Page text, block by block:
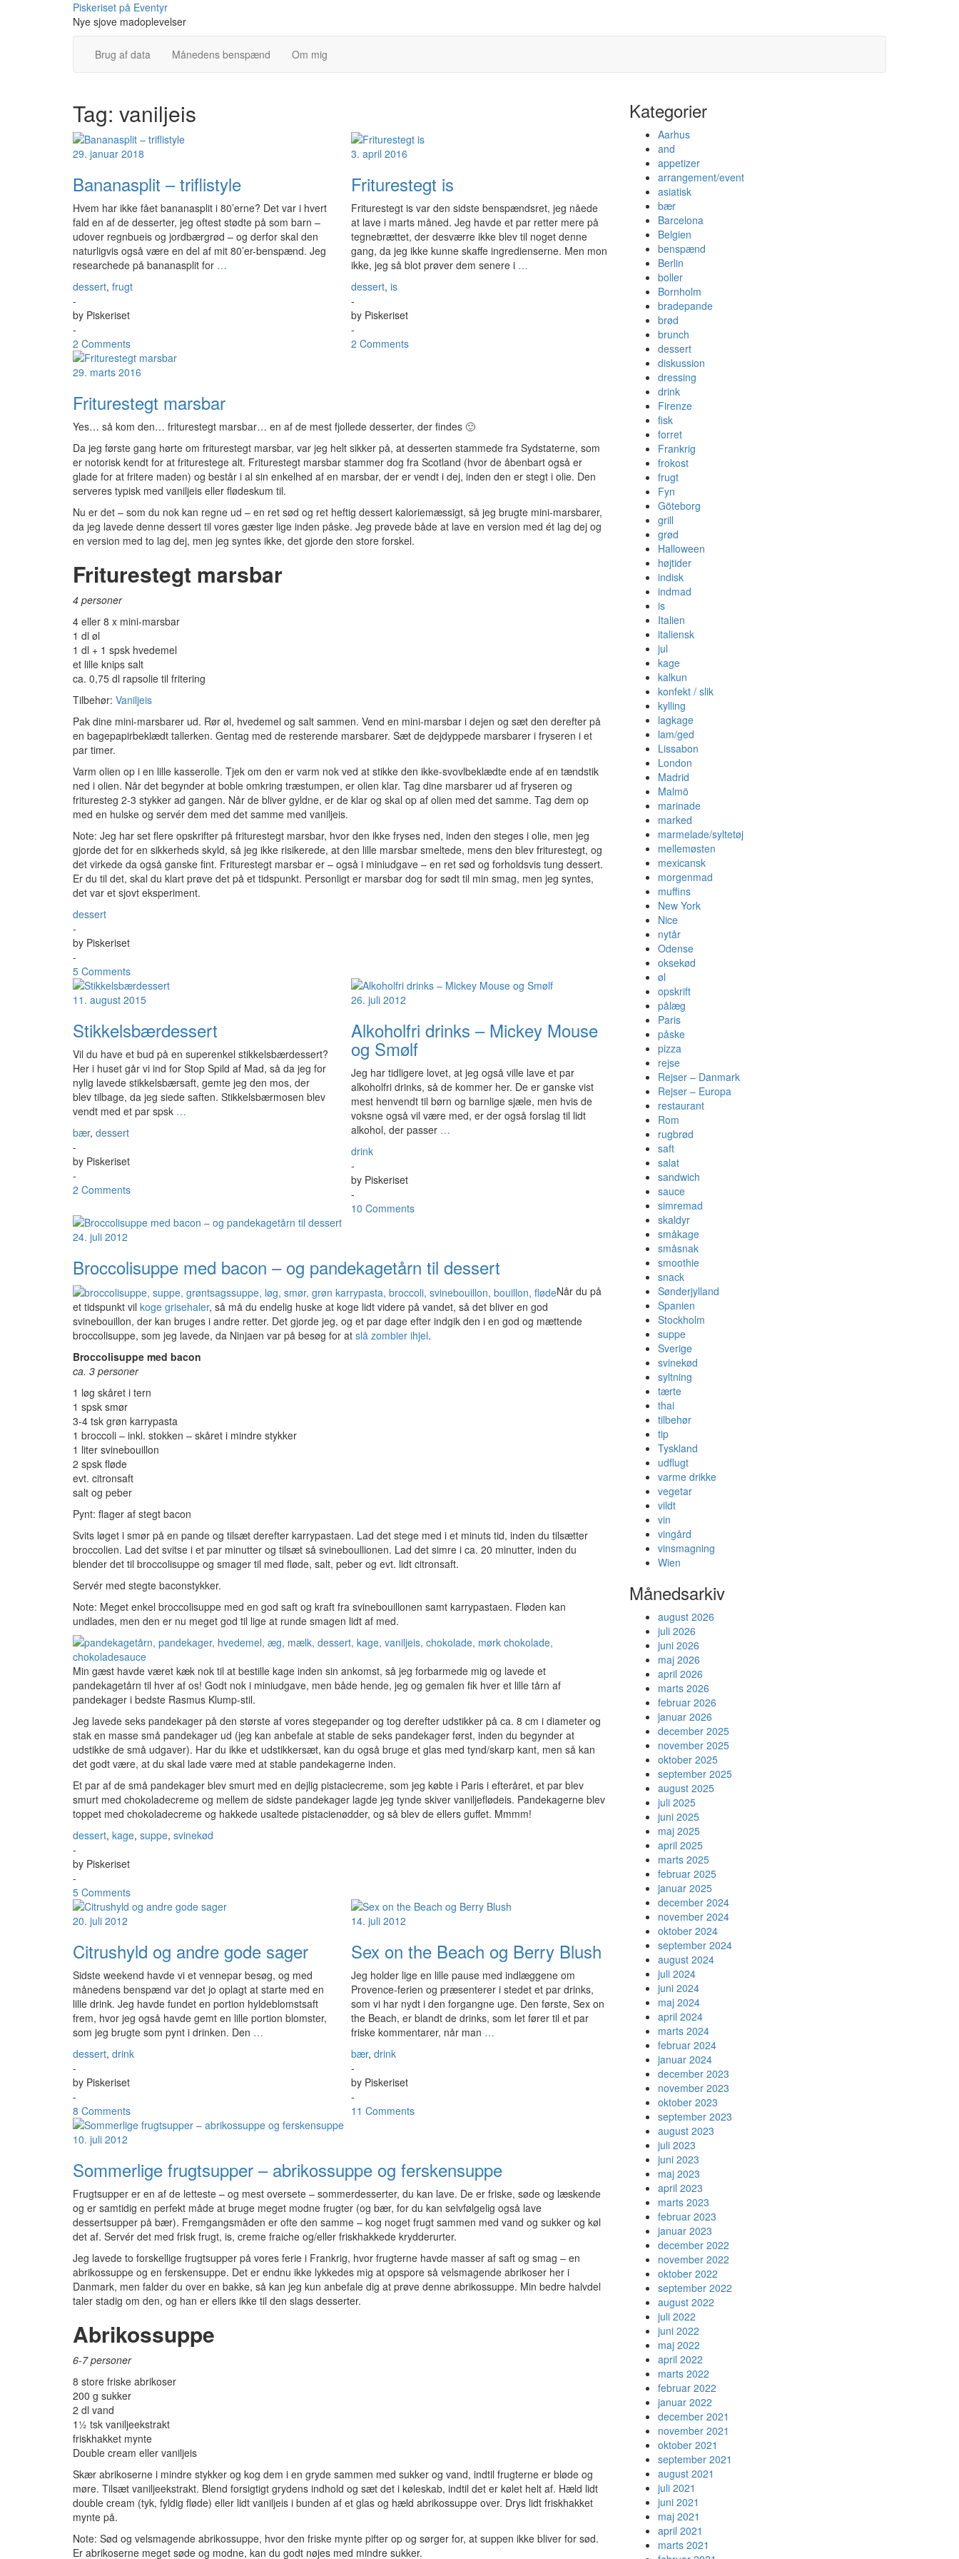
Piskeriset på Eventyr
Nye sjove madoplevelser
Brug af data Månedens benspænd Om mig
Tag: vaniljeis
29. januar 2018
Bananasplit – triflistyle
Hvem har ikke fået bananasplit i 80’erne? Det var i hvert
fald en af de desserter, jeg oftest stødte på som barn –
udover regnbueis og jordbærgrød – og derfor skal den
naturligvis også være en del af mit 80’er-benspænd. Jeg
researchede på bananasplit for …
dessert, frugt
-
by Piskeriset
-
2 Comments
3. april 2016
Friturestegt is
Friturestegt is var den sidste benspændsret, jeg nåede
at lave i marts måned. Jeg havde et par retter mere på
tegnebrættet, der desværre ikke blev til noget denne
gang, da jeg ikke kunne skaffe ingredienserne. Men mon
ikke, jeg så blot prøver dem senere i …
dessert, is
-
by Piskeriset
-
2 Comments
29. marts 2016
Friturestegt marsbar
Yes… så kom den… friturestegt marsbar… en af de mest fjollede desserter, der findes 🙂
Da jeg første gang hørte om friturestegt marsbar, var jeg helt sikker på, at desserten stammede fra Sydstaterne, som
er notorisk kendt for at friturestege alt. Friturestegt marsbar stammer dog fra Scotland (hvor de åbenbart også er
glade for at fritere maden) og består i al sin enkelhed af en marsbar, der er vendt i dej, inden den er stegt i olie. Den
serveres typisk med vaniljeis eller flødeskum til.
Nu er det – som du nok kan regne ud – en ret sød og ret heftig dessert kaloriemæssigt, så jeg brugte mini-marsbarer,
da jeg lavede denne dessert til vores gæster lige inden påske. Jeg prøvede både at lave en version med ét lag dej og
en version med to lag dej, men jeg syntes ikke, det gjorde den store forskel.
Friturestegt marsbar
4 personer
4 eller 8 x mini-marsbar
1 dl øl
1 dl + 1 spsk hvedemel
et lille knips salt
ca. 0,75 dl rapsolie til fritering
Tilbehør: Vaniljeis
Pak dine mini-marsbarer ud. Rør øl, hvedemel og salt sammen. Vend en mini-marsbar i dejen og sæt den derefter på
en bagepapirbeklædt tallerken. Gentag med de resterende marsbarer. Sæt de dejdyppede marsbarer i fryseren i et
par timer.
Varm olien op i en lille kasserolle. Tjek om den er varm nok ved at stikke den ikke-svovlbeklædte ende af en tændstik
ned i olien. Når det begynder at boble omkring træstumpen, er olien klar. Tag dine marsbarer ud af fryseren og
frituresteg 2-3 stykker ad gangen. Når de bliver gyldne, er de klar og skal op af olien med det samme. Tag dem op
med en hulske og servér dem med det samme med vaniljeis.
Note: Jeg har set flere opskrifter på friturestegt marsbar, hvor den ikke fryses ned, inden den steges i olie, men jeg
gjorde det for en sikkerheds skyld, så jeg ikke risikerede, at den lille marsbar smeltede, mens den blev friturestegt, og
det virkede da også ganske fint. Friturestegt marsbar er – også i miniudgave – en ret sød og forholdsvis tung dessert.
Er du til det, skal du klart prøve det på et tidspunkt. Personligt er marsbar dog for sødt til min smag, men jeg syntes,
det var et sjovt eksperiment.
dessert
-
by Piskeriset
-
5 Comments
11. august 2015
Stikkelsbærdessert
Vil du have et bud på en superenkel stikkelsbærdessert?
Her i huset går vi ind for Stop Spild af Mad, så da jeg for
nylig lavede stikkelsbærsaft, gemte jeg den mos, der
blev tilbage, da jeg siede saften. Stikkelsbærmosen blev
vendt med et par spsk …
bær, dessert
-
by Piskeriset
-
2 Comments
26. juli 2012
Alkoholfri drinks – Mickey Mouse
og Smølf
Jeg har tidligere lovet, at jeg også ville lave et par
alkoholfri drinks, så de kommer her. De er ganske vist
mest henvendt til børn og barnlige sjæle, men hvis de
voksne også vil være med, er der også forslag til lidt
alkohol, der passer …
drink
-
by Piskeriset
-
10 Comments
24. juli 2012
Broccolisuppe med bacon – og pandekagetårn til dessert
Når du på
et tidspunkt vil koge grisehaler, så må du endelig huske at koge lidt videre på vandet, så det bliver en god
svinebouillon, der kan bruges i andre retter. Det gjorde jeg, og et par dage efter indgik den i en god og mættende
broccolisuppe, som jeg lavede, da Ninjaen var på besøg for at slå zombier ihjel.
Broccolisuppe med bacon
ca. 3 personer
1 løg skåret i tern
1 spsk smør
3-4 tsk grøn karrypasta
1 broccoli – inkl. stokken – skåret i mindre stykker
1 liter svinebouillon
2 spsk fløde
evt. citronsaft
salt og peber
Pynt: flager af stegt bacon
Svits løget i smør på en pande og tilsæt derefter karrypastaen. Lad det stege med i et minuts tid, inden du tilsætter
broccolien. Lad det svitse i et par minutter og tilsæt så svineboullionen. Lad det simre i ca. 20 minutter, inden du
blender det til broccolisuppe og smager til med fløde, salt, peber og evt. lidt citronsaft.
Servér med stegte baconstykker.
Note: Meget enkel broccolisuppe med en god saft og kraft fra svinebouillonen samt karrypastaen. Fløden kan
undlades, men den er nu meget god til lige at runde smagen lidt af med.
Min gæst havde været kæk nok til at bestille kage inden sin ankomst, så jeg forbarmede mig og lavede et
pandekagetårn til hver af os! Godt nok i miniudgave, men både hende, jeg og gemalen fik hver et lille tårn af
pandekager i bedste Rasmus Klump-stil.
Jeg lavede seks pandekager på den største af vores stegepander og tog derefter udstikker på ca. 8 cm i diameter og
stak en masse små pandekager ud (jeg kan anbefale at stable de seks pandekager først, inden du begynder at
udstikke de små udgaver). Har du ikke et udstikkersæt, kan du også bruge et glas med tynd/skarp kant, men så kan
det godt være, at du skal lade være med at stable pandekagerne inden.
Et par af de små pandekager blev smurt med en dejlig pistaciecreme, som jeg købte i Paris i efteråret, et par blev
smurt med chokoladecreme og mellem de sidste pandekager lagde jeg tynde skiver vaniljeflødeis. Pandekagerne blev
toppet med chokoladecreme og hakkede usaltede pistacienødder, og så blev de ellers guffet. Mmmm!
dessert, kage, suppe, svinekød
-
by Piskeriset
-
5 Comments
20. juli 2012
Citrushyld og andre gode sager
Sidste weekend havde vi et vennepar besøg, og med
månedens benspænd var det jo oplagt at starte med en
lille drink. Jeg havde fundet en portion hyldeblomstsaft
frem, hvor jeg også havde gemt en lille portion blomster,
som jeg brugte som pynt i drinken. Den …
dessert, drink
-
by Piskeriset
-
8 Comments
14. juli 2012
Sex on the Beach og Berry Blush
Jeg holder lige en lille pause med indlæggene om
Provence-ferien og præsenterer i stedet et par drinks,
som vi har nydt i den forgangne uge. Den første, Sex on
the Beach, er blandt de drinks, som let fører til et par
friske kommentarer, når man …
bær, drink
-
by Piskeriset
-
11 Comments
10. juli 2012
Sommerlige frugtsupper – abrikossuppe og ferskensuppe
Frugtsupper er en af de letteste – og mest oversete – sommerdesserter, du kan lave. De er friske, søde og læskende
og er samtidig en perfekt måde at bruge meget modne frugter (og bær, for du kan selvfølgelig også lave
dessertsupper på bær). Fremgangsmåden er ofte den samme – kog noget frugt sammen med vand og sukker og køl
det af. Servér det med frisk frugt, is, creme fraiche og/eller friskhakkede krydderurter.
Jeg lavede to forskellige frugtsupper på vores ferie i Frankrig, hvor frugterne havde masser af saft og smag – en
abrikossuppe og en ferskensuppe. Det er endnu ikke lykkedes mig at opspore så velsmagende abrikoser her i
Danmark, men falder du over en bakke, så kan jeg kun anbefale dig at prøve denne abrikossuppe. Min bedre halvdel
taler stadig om den, og han er ellers ikke til den slags desserter.
Abrikossuppe
6-7 personer
8 store friske abrikoser
200 g sukker
2 dl vand
1½ tsk vaniljeekstrakt
friskhakket mynte
Double cream eller vaniljeis
Skær abrikoserne i mindre stykker og kog dem i en gryde sammen med sukker og vand, indtil frugterne er bløde og
møre. Tilsæt vaniljeekstrakt. Blend forsigtigt grydens indhold og sæt det i køleskab, indtil det er kølet helt af. Hæld lidt
double cream (tyk, fyldig fløde) eller lidt vaniljeis i bunden af et glas og hæld abrikossuppe over. Drys lidt friskhakket
mynte på.
Note: Sød og velsmagende abrikossuppe, hvor den friske mynte pifter op og sørger for, at suppen ikke bliver for sød.
Er abrikoserne meget søde og modne, kan du godt nøjes med mindre sukker.
Kategorier
Aarhus
and
appetizer
arrangement/event
asiatisk
bær
Barcelona
Belgien
benspænd
Berlin
boller
Bornholm
bradepande
brød
brunch
dessert
diskussion
dressing
drink
Firenze
fisk
forret
Frankrig
frokost
frugt
Fyn
Göteborg
grill
grød
Halloween
højtider
indisk
indmad
is
Italien
italiensk
jul
kage
kalkun
konfekt / slik
kylling
lagkage
lam/ged
Lissabon
London
Madrid
Malmö
marinade
marked
marmelade/syltetøj
mellemøsten
mexicansk
morgenmad
muffins
New York
Nice
nytår
Odense
oksekød
øl
opskrift
pålæg
Paris
påske
pizza
rejse
Rejser – Danmark
Rejser – Europa
restaurant
Rom
rugbrød
saft
salat
sandwich
sauce
simremad
skaldyr
småkage
småsnak
smoothie
snack
Sønderjylland
Spanien
Stockholm
suppe
Sverige
svinekød
syltning
tærte
thai
tilbehør
tip
Tyskland
udflugt
varme drikke
vegetar
vildt
vin
vingård
vinsmagning
Wien
Månedsarkiv
august 2026
juli 2026
juni 2026
maj 2026
april 2026
marts 2026
februar 2026
januar 2026
december 2025
november 2025
oktober 2025
september 2025
august 2025
juli 2025
juni 2025
maj 2025
april 2025
marts 2025
februar 2025
januar 2025
december 2024
november 2024
oktober 2024
september 2024
august 2024
juli 2024
juni 2024
maj 2024
april 2024
marts 2024
februar 2024
januar 2024
december 2023
november 2023
oktober 2023
september 2023
august 2023
juli 2023
juni 2023
maj 2023
april 2023
marts 2023
februar 2023
januar 2023
december 2022
november 2022
oktober 2022
september 2022
august 2022
juli 2022
juni 2022
maj 2022
april 2022
marts 2022
februar 2022
januar 2022
december 2021
november 2021
oktober 2021
september 2021
august 2021
juli 2021
juni 2021
maj 2021
april 2021
marts 2021